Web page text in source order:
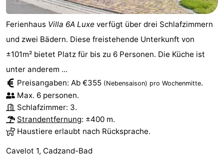
Ferienhaus Villa 6A Luxe verfügt über drei Schlafzimmern
und zwei Bädern. Diese freistehende Unterkunft von
±101m² bietet Platz für bis zu 6 Personen. Die Küche ist
unter anderem ...
Preisangaben: Ab €355 (Nebensaison) pro Wochenmitte.
Max. 6 personen.
Schlafzimmer: 3.
Strandentfernung: ±400 m.
Haustiere erlaubt nach Rücksprache.
Cavelot 1, Cadzand-Bad